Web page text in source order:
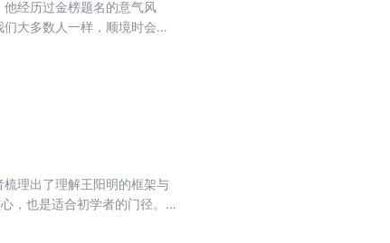
经历过金榜题名的意气风
大多数人一样，顺境时会扬
理出了理解王阳明的框架与